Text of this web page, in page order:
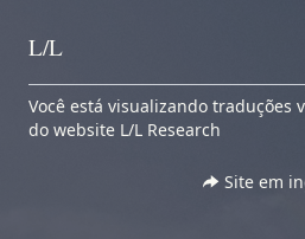
Skip to content
L/L
Você está visualizando traduções
do website L/L Research
Site em